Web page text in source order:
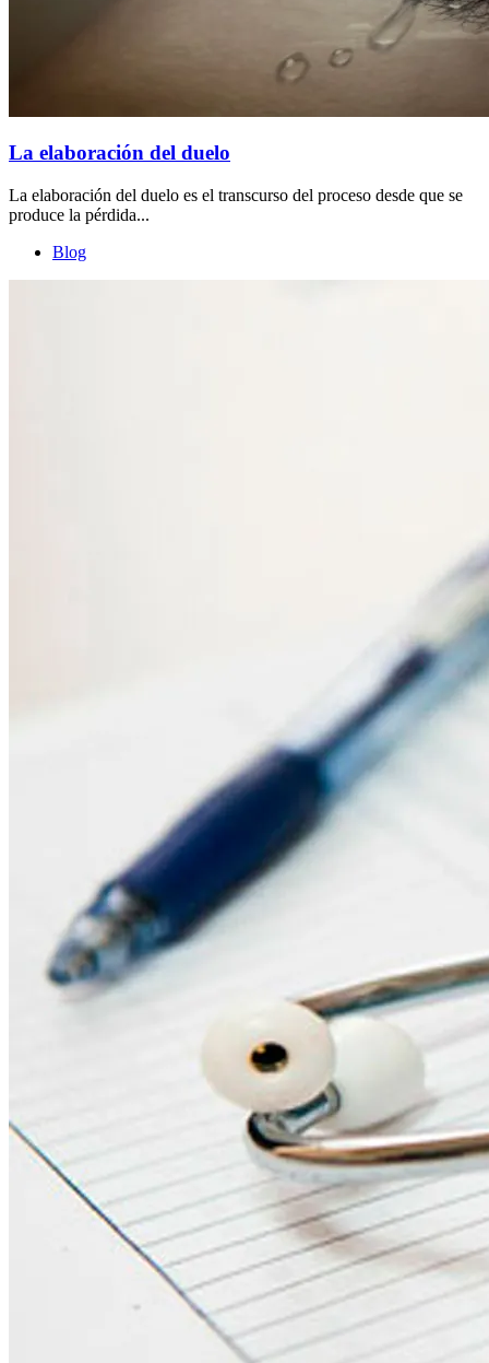
La elaboración del duelo
La elaboración del duelo es el transcurso del proceso desde que se
produce la pérdida...
Blog